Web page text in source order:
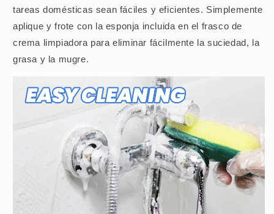
tareas domésticas sean fáciles y eficientes. Simplemente
aplique y frote con la esponja incluida en el frasco de
crema limpiadora para eliminar fácilmente la suciedad, la
grasa y la mugre.